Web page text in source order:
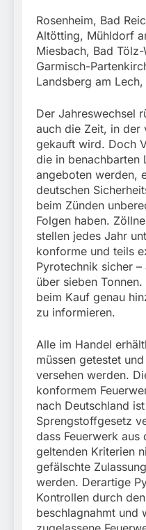
3.
Rosenheim, Bad
Altötting, Mühldorf
Miesbach, Bad
Garmisch-
Landsberg am
Der Jahreswechsel
auch die Zeit, in der
gekauft wird. Doch
die in benachbarten
angeboten werden,
deutschen
beim Zünden
Folgen haben.
stellen jedes Jahr
konforme und teils
Pyrotechnik sicher
über sieben
beim Kauf genau
zu informieren.
Alle im Handel
müssen getestet
versehen werden.
konformem
nach Deutschland
Sprengstoffgesetz
dass Feuerwerk aus
geltenden Kriterien
gefälschte
werden. Derartige
Kontrollen durch
beschlagnahmt und